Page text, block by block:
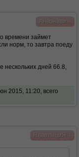
Анвонави
времени займет
норм, то завтра поеду
нескольких дней 66.8,
2015, 11:20, всего
RеволициЯ